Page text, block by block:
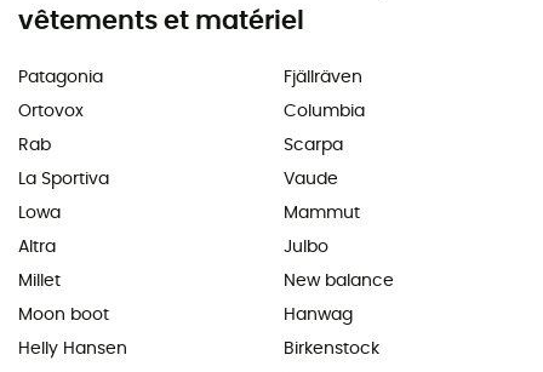
vêtements et matériel
Patagonia
Ortovox
Rab
La Sportiva
Lowa
Altra
Millet
Moon boot
Helly Hansen
Fjällräven
Columbia
Scarpa
Vaude
Mammut
Julbo
New balance
Hanwag
Birkenstock